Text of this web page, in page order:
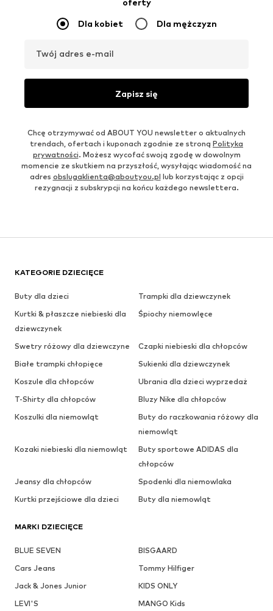
oferty
Dla kobiet Dla mężczyzn
Twój adres e-mail
Zapisz się
Chcę otrzymywać od ABOUT YOU newsletter o aktualnych
trendach, ofertach i kuponach zgodnie ze stroną Polityka
prywatności. Możesz wycofać swoją zgodę w dowolnym
momencie ze skutkiem na przyszłość, wysyłając wiadomość na
adres obslugaklienta@aboutyou.pl lub korzystając z opcji
rezygnacji z subskrypcji na końcu każdego newslettera.
KATEGORIE DZIECIĘCE
Buty dla dzieci
Trampki dla dziewczynek
Kurtki & płaszcze niebieski dla
dziewczynek
Śpiochy niemowlęce
Swetry różowy dla dziewczyne
Czapki niebieski dla chłopców
Białe trampki chłopięce
Sukienki dla dziewczynek
Koszule dla chłopców
Ubrania dla dzieci wyprzedaż
T-Shirty dla chłopców
Bluzy Nike dla chłopców
Koszulki dla niemowląt
Buty do raczkowania różowy dla
niemowląt
Kozaki niebieski dla niemowląt
Buty sportowe ADIDAS dla
chłopców
Jeansy dla chłopców
Spodenki dla niemowlaka
Kurtki przejściowe dla dzieci
Buty dla niemowląt
MARKI DZIECIĘCE
BLUE SEVEN
BISGAARD
Cars Jeans
Tommy Hilfiger
Jack & Jones Junior
KIDS ONLY
LEVI'S
MANGO Kids